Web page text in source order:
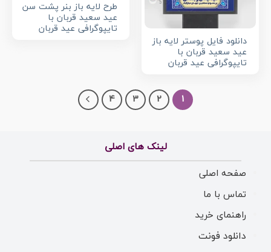
طرح لایه باز بنر پشت سن
عید سعید قربان با
تایپوگرافی عید قربان
دانلود فایل پوستر لایه باز
عید سعید قربان با
تایپوگرافی عید قربان
1
2
3
4
لینک های اصلی
صفحه اصلی
تماس با ما
راهنمای خرید
دانلود فونت